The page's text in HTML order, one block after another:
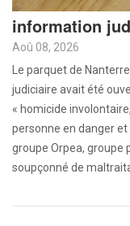
information
Aoû 08, 2026
Le parquet de
judiciaire avait été
« homicide
personne en danger et
groupe Orpea, groupe
soupçonné de